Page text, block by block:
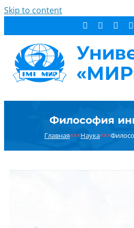
Skip to content
ДОПОБРАЗОВАНИЕ
Философия
Главная×××Наука×××